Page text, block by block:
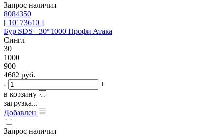
Запрос наличия
8084350
[ 10173610 ]
Бур SDS+ 30*1000 Профи Атака
Сингл
30
1000
900
4682 руб.
-
+
в корзину
загрузка...
Добавлен
Запрос наличия